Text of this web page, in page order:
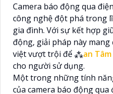
Camera báo động qua
công nghệ đột phá trong
gia đình. Với sự kết hợp
động, giải pháp này
việt vượt trội để ⁂an Tâm
cho người sử dụng.
Một trong những tính
của camera báo động